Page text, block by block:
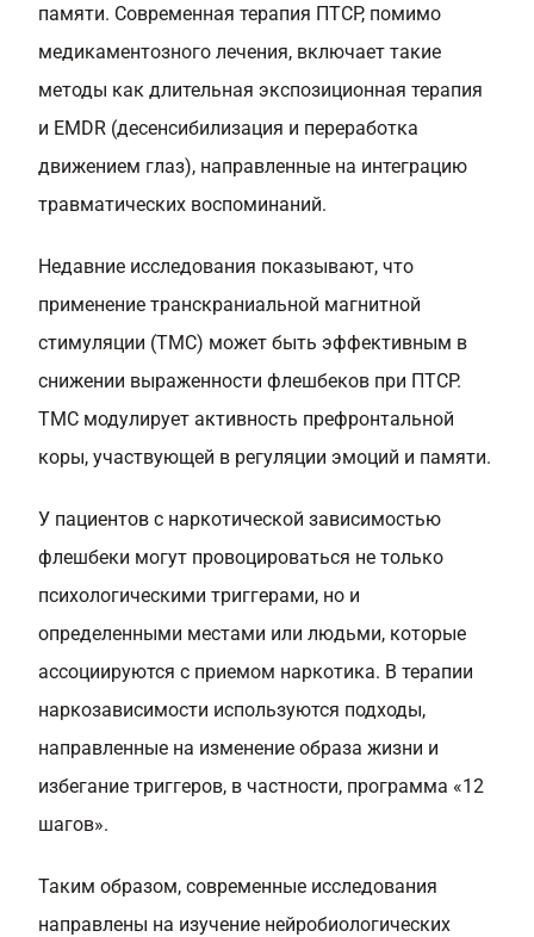
памяти. Современная терапия ПТСР, помимо
медикаментозного лечения, включает такие
методы как длительная экспозиционная терапия
и EMDR (десенсибилизация и переработка
движением глаз), направленные на интеграцию
травматических воспоминаний.
Недавние исследования показывают, что
применение транскраниальной магнитной
стимуляции (ТМС) может быть эффективным в
снижении выраженности флешбеков при ПТСР.
ТМС модулирует активность префронтальной
коры, участвующей в регуляции эмоций и памяти.
У пациентов с наркотической зависимостью
флешбеки могут провоцироваться не только
психологическими триггерами, но и
определенными местами или людьми, которые
ассоциируются с приемом наркотика. В терапии
наркозависимости используются подходы,
направленные на изменение образа жизни и
избегание триггеров, в частности, программа «12
шагов».
Таким образом, современные исследования
направлены на изучение нейробиологических